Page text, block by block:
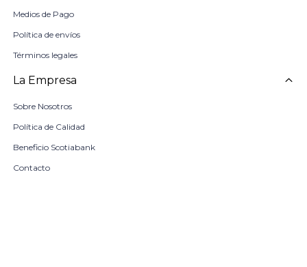
Medios de Pago
Política de envíos
Términos legales
La Empresa
Sobre Nosotros
Política de Calidad
Beneficio Scotiabank
Contacto